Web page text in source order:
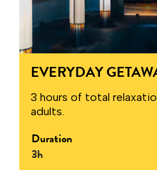
EVERYDAY
3 hours of total
adults.
Duration
3h